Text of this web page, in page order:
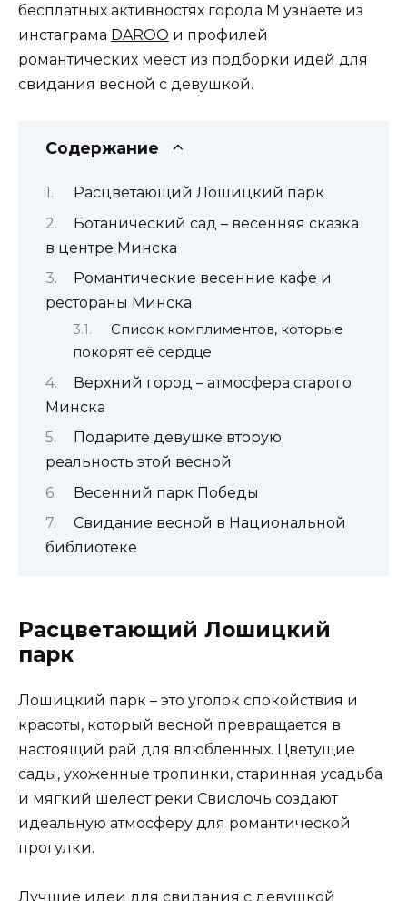
бесплатных активностях города М узнаете из
инстаграма DAROO и профилей
романтических меест из подборки идей для
свидания весной с девушкой.
Содержание
Расцветающий Лошицкий парк
Ботанический сад – весенняя сказка
в центре Минска
Романтические весенние кафе и
рестораны Минска
Список комплиментов, которые
покорят её сердце
Верхний город – атмосфера старого
Минска
Подарите девушке вторую
реальность этой весной
Весенний парк Победы
Свидание весной в Национальной
библиотеке
Расцветающий Лошицкий
парк
Лошицкий парк – это уголок спокойствия и
красоты, который весной превращается в
настоящий рай для влюбленных. Цветущие
сады, ухоженные тропинки, старинная усадьба
и мягкий шелест реки Свислочь создают
идеальную атмосферу для романтической
прогулки.
Лучшие идеи для свидания с девушкой